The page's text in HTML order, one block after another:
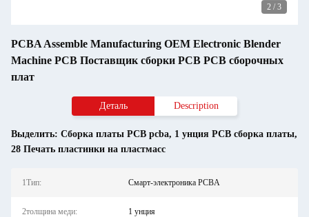
2 / 3
PCBA Assemble Manufacturing OEM Electronic Blender
Machine PCB Поставщик сборки PCB PCB сборочных
плат
Деталь Description
Выделить: Сборка платы PCB pcba, 1 унция PCB сборка платы,
28 Печать пластинки на пластмасс
1Тип: Смарт-электроника PCBA
2толщина меди: 1 унция